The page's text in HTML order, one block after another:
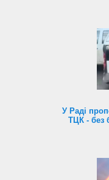
У Раді
ТЦК - без